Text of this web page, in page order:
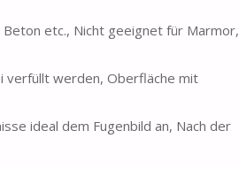
etc., Nicht geeignet für Marmor,
verfüllt werden, Oberfläche mit
ideal dem Fugenbild an, Nach der